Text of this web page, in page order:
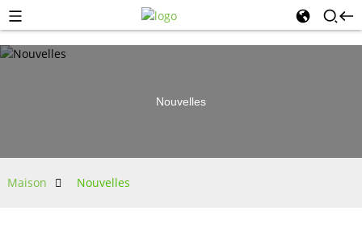
Nouvelles
Maison Nouvelles